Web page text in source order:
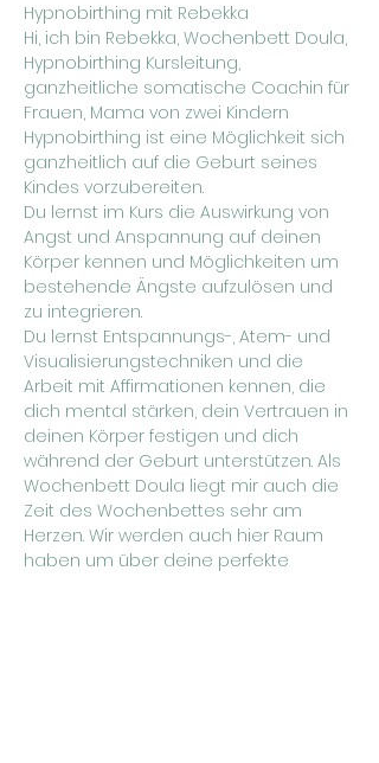
Hypnobirthing mit Rebekka
Hi, ich bin Rebekka, Wochenbett Doula,
Hypnobirthing Kursleitung,
ganzheitliche somatische Coachin für
Frauen, Mama von zwei Kindern
Hypnobirthing ist eine Möglichkeit sich
ganzheitlich auf die Geburt seines
Kindes vorzubereiten.
Du lernst im Kurs die Auswirkung von
Angst und Anspannung auf deinen
Körper kennen und Möglichkeiten um
bestehende Ängste aufzulösen und
zu integrieren.
Du lernst Entspannungs-, Atem- und
Visualisierungstechniken und die
Arbeit mit Affirmationen kennen, die
dich mental stärken, dein Vertrauen in
deinen Körper festigen und dich
während der Geburt unterstützen. Als
Wochenbett Doula liegt mir auch die
Zeit des Wochenbettes sehr am
Herzen. Wir werden auch hier Raum
haben um über deine perfekte